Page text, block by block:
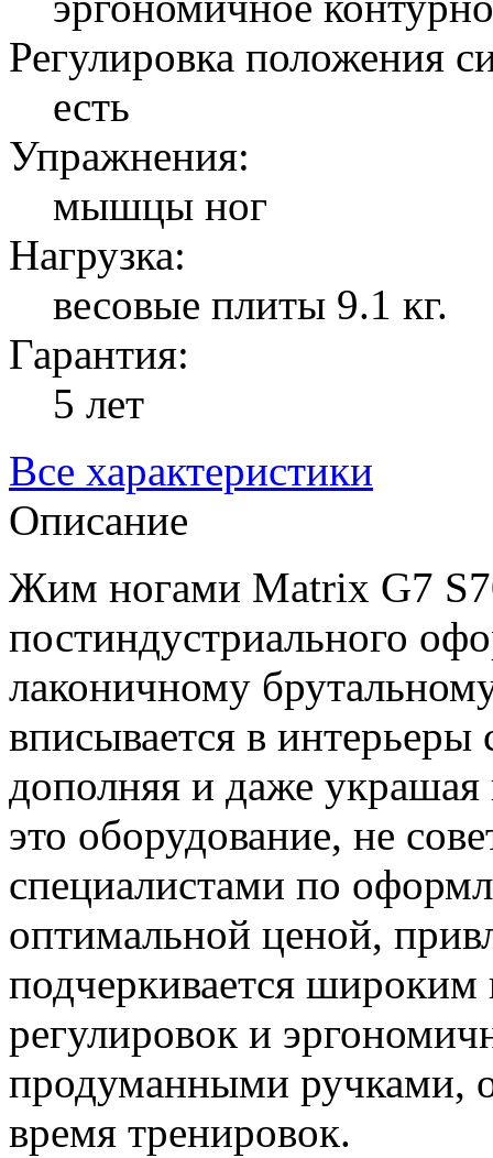
Регулировка положения
есть
Упражнения:
мышцы ног
Нагрузка:
весовые плиты 9.1 кг.
Гарантия:
5 лет
Все характеристики
Описание
Жим ногами Matrix G7
постиндустриального
лаконичному
вписывается в
дополняя и даже
это оборудование, не
специалистами по
оптимальной ценой,
подчеркивается
регулировок и
продуманными ручками,
время тренировок.